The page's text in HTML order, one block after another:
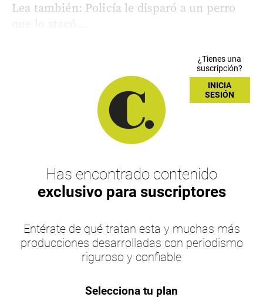
Lea también: Policía le disparó a un perro
que lo atacó...
¿Tienes una
suscripción?
INICIA
SESIÓN
Has encontrado contenido
exclusivo para suscriptores
Entérate de qué tratan esta y muchas más
producciones desarrolladas con periodismo
riguroso y confiable
Selecciona tu plan